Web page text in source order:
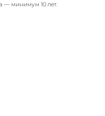
— минимум 10 лет.